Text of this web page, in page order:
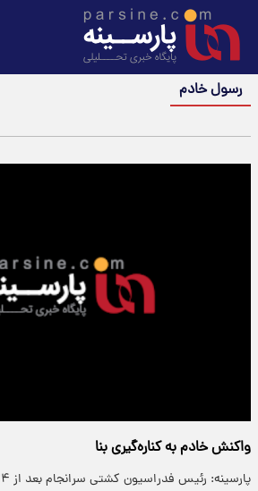
رسول خادم
واکنش خادم به کناره‌گیری بنا